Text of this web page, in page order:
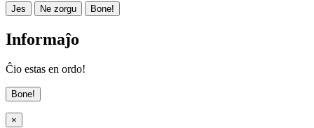
Jes Ne zorgu Bone!
Informaĵo
Ĉio estas en ordo!
Bone!
×